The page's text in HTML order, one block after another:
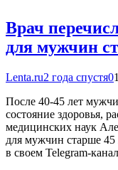
Врач
для мужчин
Lenta.ru2 года спустя0
После 40-45 лет
состояние здоровья,
медицинских наук
для мужчин старше 45
в своем Telegram-